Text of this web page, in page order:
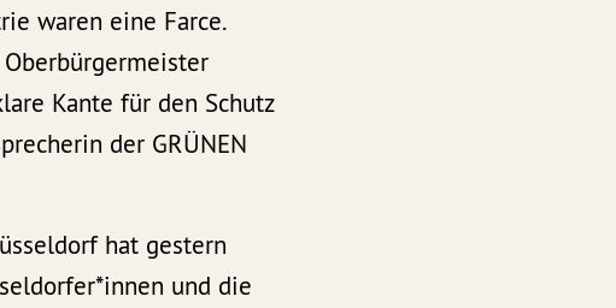
waren eine Farce.
Kante für den Schutz
der GRÜNEN
hat gestern
und die